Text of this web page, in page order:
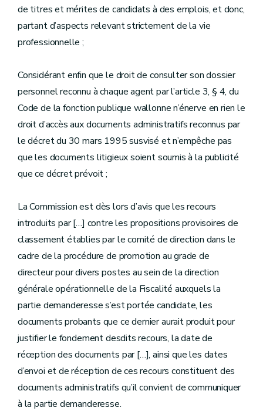
de titres et mérites de candidats à des emplois, et donc,
partant d’aspects relevant strictement de la vie
professionnelle ;
Considérant enfin que le droit de consulter son dossier
personnel reconnu à chaque agent par l’article 3, § 4, du
Code de la fonction publique wallonne n’énerve en rien le
droit d’accès aux documents administratifs reconnus par
le décret du 30 mars 1995 susvisé et n’empêche pas
que les documents litigieux soient soumis à la publicité
que ce décret prévoit ;
La Commission est dès lors d’avis que les recours
introduits par […] contre les propositions provisoires de
classement établies par le comité de direction dans le
cadre de la procédure de promotion au grade de
directeur pour divers postes au sein de la direction
générale opérationnelle de la Fiscalité auxquels la
partie demanderesse s’est portée candidate, les
documents probants que ce dernier aurait produit pour
justifier le fondement desdits recours, la date de
réception des documents par […], ainsi que les dates
d’envoi et de réception de ces recours constituent des
documents administratifs qu’il convient de communiquer
à la partie demanderesse.